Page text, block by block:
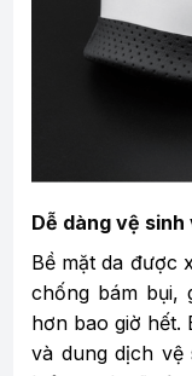
Dễ dàng vệ
Bề mặt da được
chống bám bụi,
hơn bao giờ hết.
và dung dịch vệ